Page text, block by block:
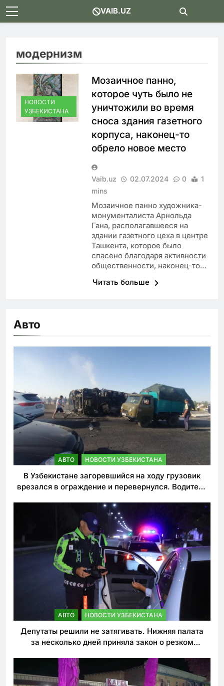
Skip
to
VAIB.UZ
модернизм
НОВОСТИ
УЗБЕКИСТАНА
Мозаичное панно,
которое чуть было не
уничтожили во время
сноса здания газетного
корпуса, наконец-то
обрело новое место
Vaib.uz 02.07.2024 0
1
mins
Мозаичное панно художника-
монументалиста Арнольда
Гана, располагавшееся на
здании газетного цеха в центре
Ташкента, которое было
спасено благодаря активности
общественности, наконец-то…
Читать больше
Авто
АВТО НОВОСТИ УЗБЕКИСТАНА
В Узбекистане загоревшийся на ходу грузовик
врезался в ограждение и перевернулся. Водитель
АВТО НОВОСТИ УЗБЕКИСТАНА
Депутаты решили не затягивать. Нижняя палата
за несколько дней приняла закон о резком